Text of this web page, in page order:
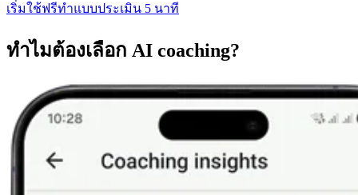
เริ่มใช้ฟรีทำแบบประเมิน 5 นาที
ทำไมต้องเลือก AI coaching?